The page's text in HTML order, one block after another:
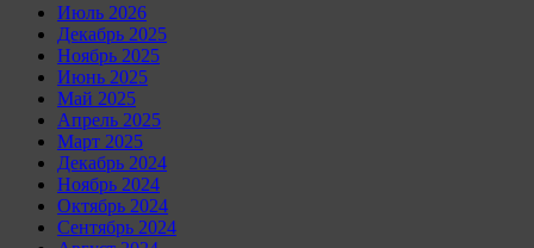
Июль 2026
Декабрь 2025
Ноябрь 2025
Июнь 2025
Май 2025
Апрель 2025
Март 2025
Декабрь 2024
Ноябрь 2024
Октябрь 2024
Сентябрь 2024